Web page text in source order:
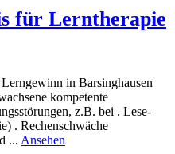
für Lerntherapie
in Barsinghausen
kompetente
z.B. bei . Lese-
. Rechenschwäche
... Ansehen